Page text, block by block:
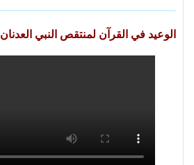
الوعيد في القرآن لمنتقص النبي العدنان